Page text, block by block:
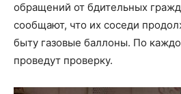
обращений от бдительных
сообщают, что их соседи
быту газовые баллоны. По
проведут проверку.